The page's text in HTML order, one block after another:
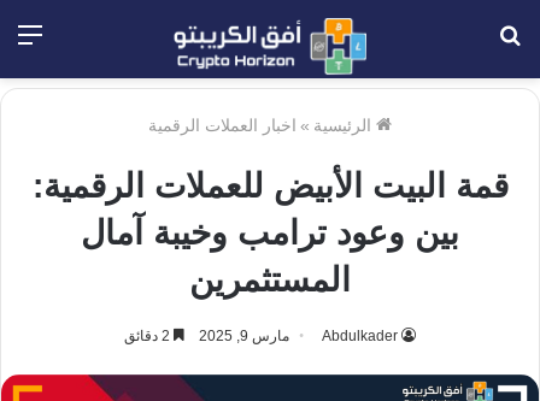
الرئيسية » اخبار العملات الرقمية
قمة البيت الأبيض للعملات الرقمية:
بين وعود ترامب وخيبة آمال
المستثمرين
Abdulkader مارس 9, 2025